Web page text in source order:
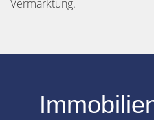
Vermarktung.